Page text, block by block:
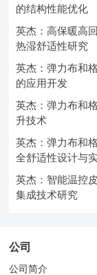
的结构性能优化
英杰：高保暖高
热湿舒适性研究
英杰：弹力布和
的应用开发
英杰：弹力布和
升技术
英杰：弹力布和
全舒适性设计与
英杰：智能温控
集成技术研究
公司
公司简介